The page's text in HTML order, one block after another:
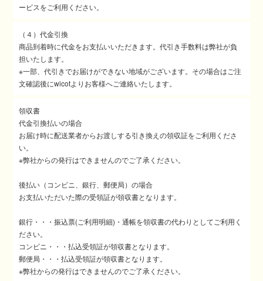
ービスをご利用ください。
（４）代金引換
商品到着時に代金をお支払いいただきます。代引き手数料は弊社が負
担いたします。
※一部、代引きでお届けができない地域がございます。その場合はご注
文確認後にwicotよりお客様へご連絡いたします。
領収書
代金引換払いの場合
お届け時に配送業者からお渡しする引き換えの領収証をご利用くださ
い。
※弊社からの発行はできませんのでご了承ください。
後払い（コンビニ、銀行、郵便局）の場合
お支払いただいた際の受領証が領収書となります。
銀行・・・振込票(ご利用明細)・通帳を領収書の代わりとしてご利用く
ださい。
コンビニ・・・払込受領証が領収書となります。
郵便局・・・払込受領証が領収書となります。
※弊社からの発行はできませんのでご了承ください。